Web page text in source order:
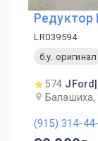
Редуктор
LR039594
б.у. оригинал
574
Балашиха,
(915) 314-